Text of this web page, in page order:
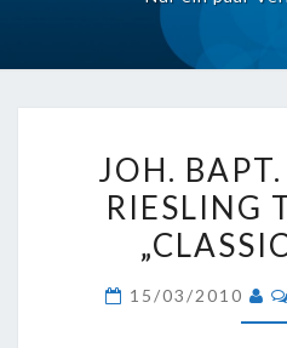
JOH.
RIESLING
15/03/2010